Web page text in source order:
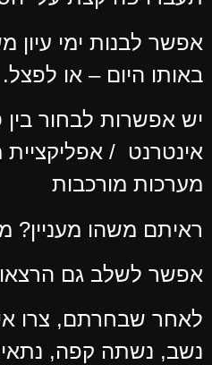
אפשר לבנות ימי עיון
באותו היום – או לפצל.
יש אפשרות לבחור
אינטרנט / אפליקציית
מערכות מורכבות
ראיתם משהו מעניין?
אפשר לשלב גם
לאחר שבחרתם, צרו
נשב, נשתה קפה,